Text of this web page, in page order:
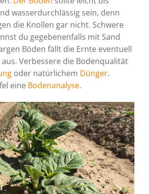
wasserdurchlässig sein, denn
die Knollen gar nicht. Schwere
du gegebenenfalls mit Sand
Böden fällt die Ernte eventuell
Verbessere die Bodenqualität
oder natürlichem Dünger.
eine Bodenanalyse.